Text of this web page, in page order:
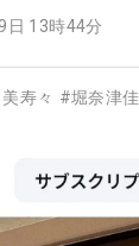
日 13時44分
寿々 #堀奈津佳